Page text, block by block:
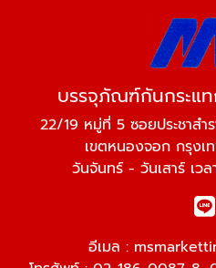
บรรจุภัณฑ์กันกระแ
22/19 หมู่ที่ 5 ซอยประชาส
เขตหนองจอก กรุงเ
วันจันทร์ - วันเสาร์ เว
อีเมล :